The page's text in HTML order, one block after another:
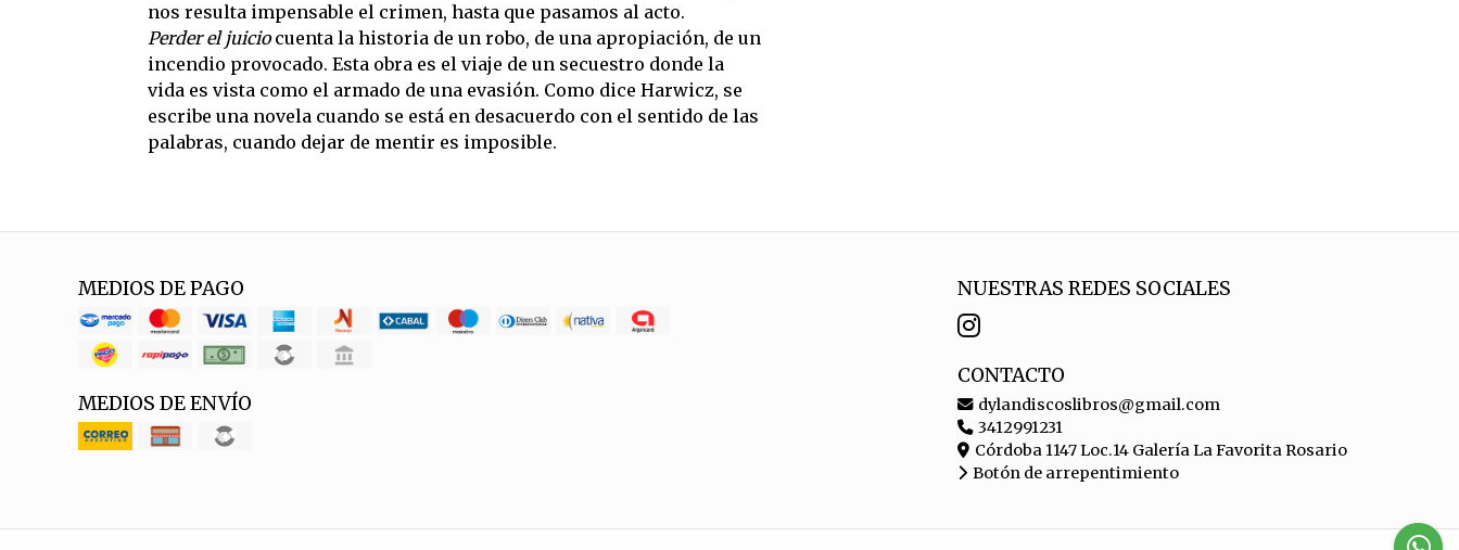
nos resulta impensable el crimen, hasta que pasamos al acto.
Perder el juiciocuenta la historia de un robo, de una apropiación, de un
incendio provocado. Esta obra es el viaje de un secuestro donde la
vida es vista como el armado de una evasión. Como dice Harwicz, se
escribe una novela cuando se está en desacuerdo con el sentido de las
palabras, cuando dejar de mentir es imposible.
MEDIOS DE PAGO
MEDIOS DE ENVÍO
NUESTRAS REDES SOCIALES
CONTACTO
dylandiscoslibros@gmail.com
3412991231
Córdoba 1147 Loc.14 Galería La Favorita Rosario
Botón de arrepentimiento